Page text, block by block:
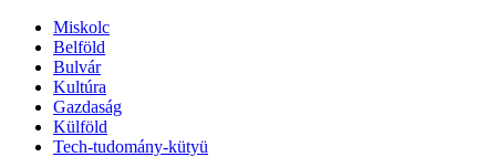
Miskolc
Belföld
Bulvár
Kultúra
Gazdaság
Külföld
Tech-tudomány-kütyü